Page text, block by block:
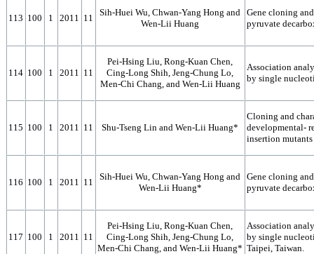
113 100 1 2011 11
Sih-Huei Wu, Chwan-Yang Hong and
Wen-Lii Huang
Gene cloning
pyruvate
114 100 1 2011 11
Pei-Hsing Liu, Rong-Kuan Chen,
Cing-Long Shih, Jeng-Chung Lo,
Men-Chi Chang, and Wen-Lii Huang
Association
by single
115 100 1 2011 11 Shu-Tseng Lin and Wen-Lii Huang*
Cloning and
developmental-
insertion
116 100 1 2011 11
Sih-Huei Wu, Chwan-Yang Hong and
Wen-Lii Huang*
Gene cloning
pyruvate
117 100 1 2011 11
Pei-Hsing Liu, Rong-Kuan Chen,
Cing-Long Shih, Jeng-Chung Lo,
Men-Chi Chang, and Wen-Lii Huang*
Association
by single
Taipei, Taiwan.